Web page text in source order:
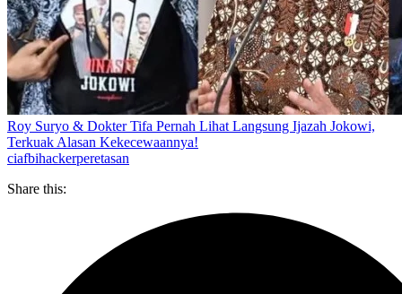
Roy Suryo & Dokter Tifa Pernah Lihat Langsung Ijazah Jokowi,
Terkuak Alasan Kekecewaannya!
ciafbihackerperetasan
Share this: